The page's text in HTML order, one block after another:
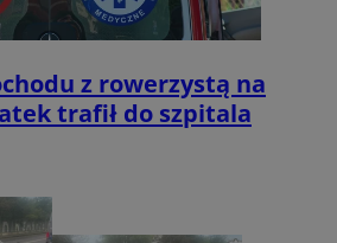
z rowerzystą na
trafił do szpitala